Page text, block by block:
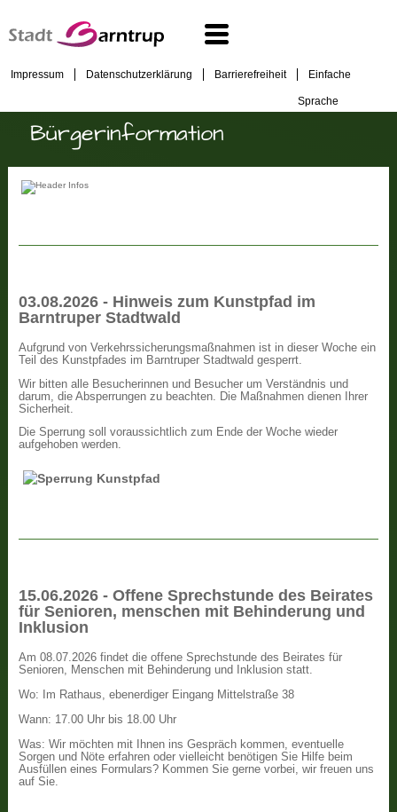
Impressum Datenschutzerklärung Barrierefreiheit Einfache
Sprache
Bürgerinformation
03.08.2026 - Hinweis zum Kunstpfad im
Barntruper Stadtwald
Aufgrund von Verkehrssicherungsmaßnahmen ist in dieser Woche ein
Teil des Kunstpfades im Barntruper Stadtwald gesperrt.
Wir bitten alle Besucherinnen und Besucher um Verständnis und
darum, die Absperrungen zu beachten. Die Maßnahmen dienen Ihrer
Sicherheit.
Die Sperrung soll voraussichtlich zum Ende der Woche wieder
aufgehoben werden.
15.06.2026 - Offene Sprechstunde des Beirates
für Senioren, menschen mit Behinderung und
Inklusion
Am 08.07.2026 findet die offene Sprechstunde des Beirates für
Senioren, Menschen mit Behinderung und Inklusion statt.
Wo: Im Rathaus, ebenerdiger Eingang Mittelstraße 38
Wann: 17.00 Uhr bis 18.00 Uhr
Was: Wir möchten mit Ihnen ins Gespräch kommen, eventuelle
Sorgen und Nöte erfahren oder vielleicht benötigen Sie Hilfe beim
Ausfüllen eines Formulars? Kommen Sie gerne vorbei, wir freuen uns
auf Sie.